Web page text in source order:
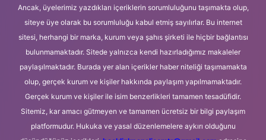
Ancak, üyelerimiz yazdıkları içeriklerin sorumluluğunu taşımakta olup,
siteye üye olarak bu sorumluluğu kabul etmiş sayılırlar. Bu internet
sitesi, herhangi bir marka, kurum veya şahıs şirketi ile hiçbir bağlantısı
bulunmamaktadır. Sitede yalnızca kendi hazırladığımız makaleler
paylaşılmaktadır. Burada yer alan içerikler haber niteliği taşımamakta
olup, gerçek kurum ve kişiler hakkında paylaşım yapılmamaktadır.
Gerçek kurum ve kişiler ile isim benzerlikleri tamamen tesadüfidir.
Sitemiz, kar amacı gütmeyen ve tamamen ücretsiz bir bilgi paylaşım
platformudur. Hukuka ve yasal düzenlemelere aykırı olduğunu